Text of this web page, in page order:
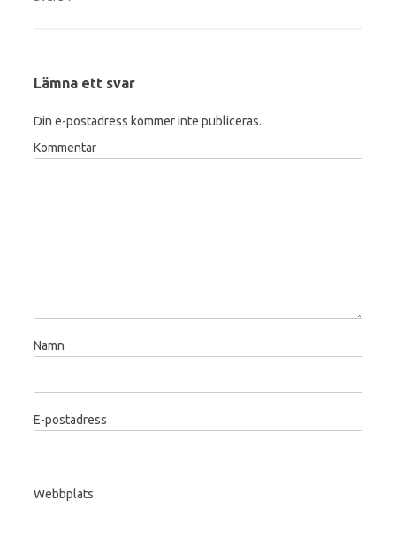
Lämna ett svar
Din e-postadress kommer inte publiceras.
Kommentar
Namn
E-postadress
Webbplats